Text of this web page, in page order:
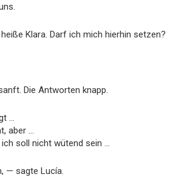
Klara. Darf ich mich hierhin setzen?
Die Antworten knapp.
…
aber …
soll nicht wütend sein …
— sagte Lucía.